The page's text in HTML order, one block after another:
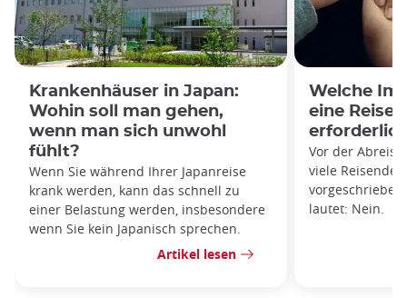
Krankenhäuser in Japan:
Wohin soll man gehen,
wenn man sich unwohl
fühlt?
Wenn Sie während Ihrer Japanreise
krank werden, kann das schnell zu
einer Belastung werden, insbesondere
wenn Sie kein Japanisch sprechen.
Artikel lesen
Welche
eine Reise
Vor der
viele
lautet: Nein.